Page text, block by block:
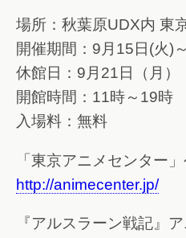
場所：秋葉原UDX内 東
開催期間：9月15日(火)
休館日：9月21日（月）
開館時間：11時～19時
入場料：無料
「東京アニメセンター
http://animecenter.jp/
『アルスラーン戦記』